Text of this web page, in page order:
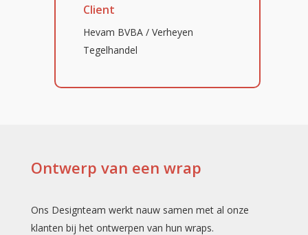
Client
Hevam BVBA / Verheyen
Tegelhandel
Ontwerp van een wrap
Ons Designteam werkt nauw samen met al onze
klanten bij het ontwerpen van hun wraps.